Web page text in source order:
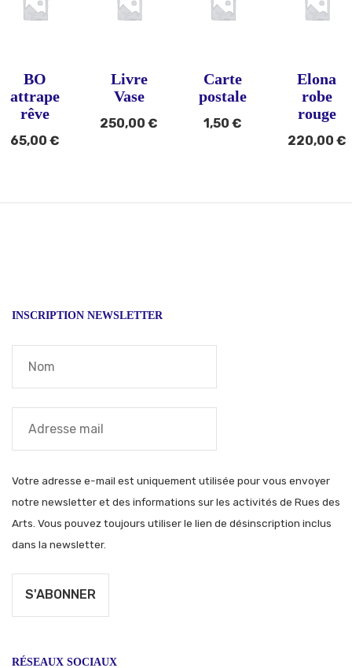
BO
attrape
rêve
65,00€
Livre
Vase
250,00€
Carte
postale
1,50€
Elona
robe
rouge
220,00 €
INSCRIPTION NEWSLETTER
Votre adresse e-mail est uniquement utilisée pour vous envoyer
notre newsletter et des informations sur les activités de Rues des
Arts. Vous pouvez toujours utiliser le lien de désinscription inclus
dans la newsletter.
RÉSEAUX SOCIAUX